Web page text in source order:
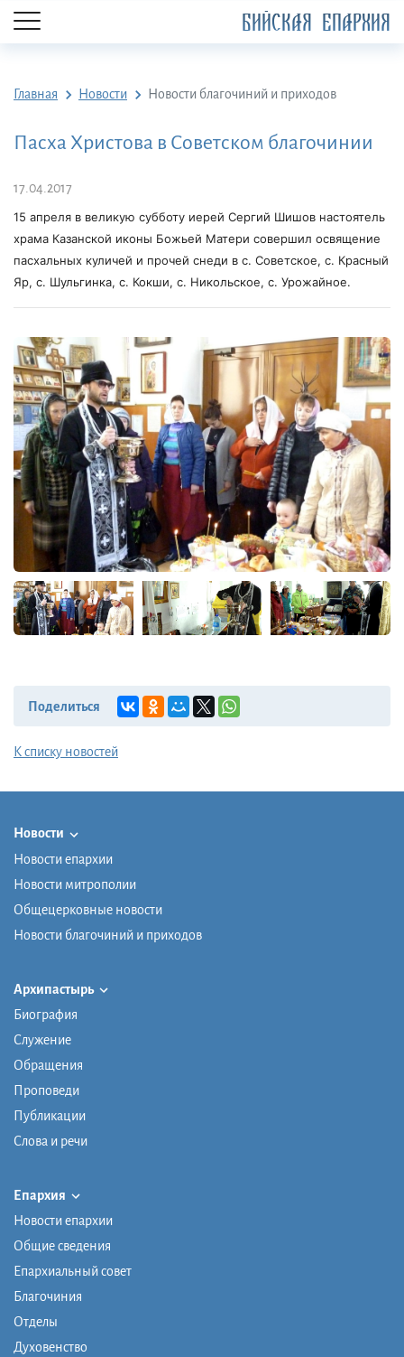
БИЙСКАЯ ЕПАРХИЯ
Главная Новости Новости благочиний и приходов
Пасха Христова в Советском благочинии
17.04.2017
15 апреля в великую субботу иерей Сергий Шишов настоятель
храма Казанской иконы Божьей Матери совершил освящение
пасхальных куличей и прочей снеди в с. Советское, с. Красный
Яр, с. Шульгинка, с. Кокши, с. Никольское, с. Урожайное.
Поделиться
К списку новостей
Новости
Новости епархии
Новости митрополии
Общецерковные новости
Новости благочиний и приходов
Архипастырь
Биография
Служение
Обращения
Проповеди
Публикации
Слова и речи
Епархия
Новости епархии
Общие сведения
Епархиальный совет
Благочиния
Отделы
Духовенство